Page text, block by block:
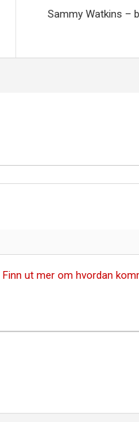
Sammy Watkins –
Finn ut mer om hvordan